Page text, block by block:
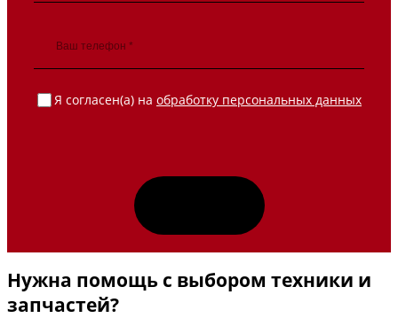
Я согласен(а) на обработку персональных данных
Нужна помощь с выбором техники и
запчастей?